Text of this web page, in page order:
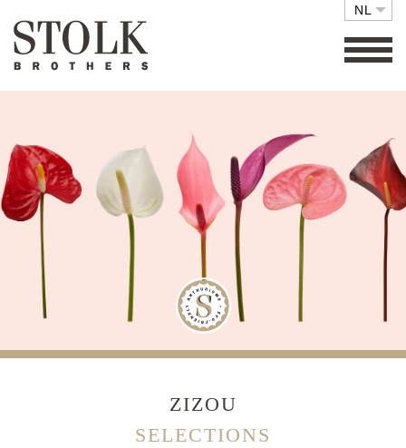
COLLECTIE
SETS
ECO FRIENDLY
CARE
RETAIL
VACATURES
CONTACT
NL
ZIZOU
SELECTIONS